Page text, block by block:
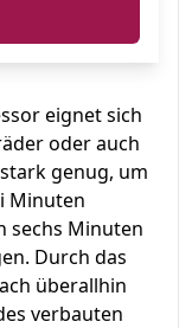
eignet sich
oder auch
genug, um
Minuten
sechs Minuten
Durch das
überallhin
verbauten